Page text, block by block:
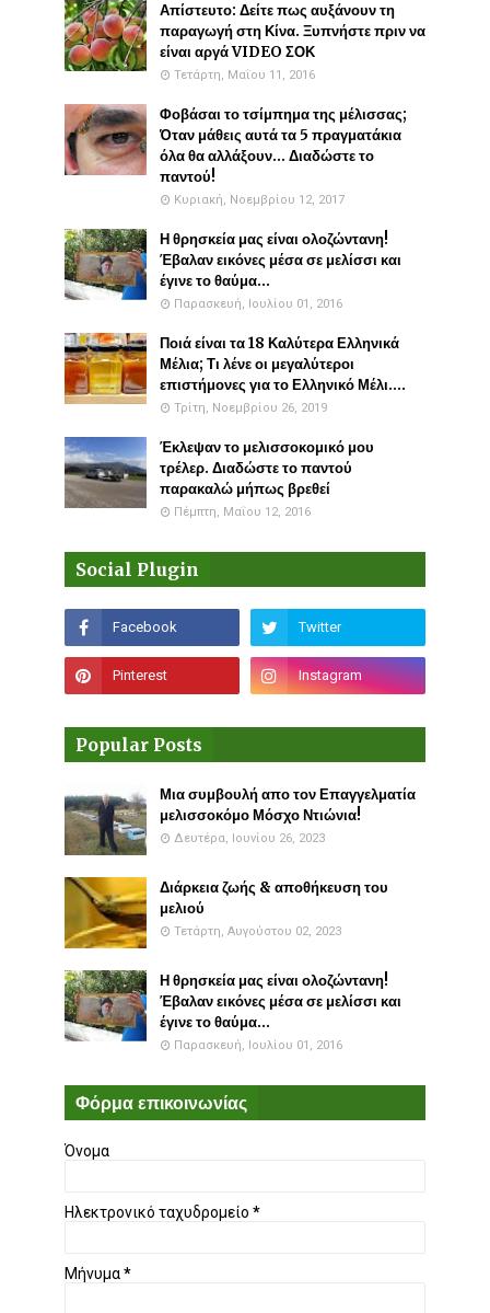
Απίστευτο: Δείτε πως αυξάνουν τη
παραγωγή στη Κίνα. Ξυπνήστε πριν να
είναι αργά VIDEO ΣΟΚ
Τετάρτη, Μαΐου 11, 2016
Φοβάσαι το τσίμπημα της μέλισσας;
Όταν μάθεις αυτά τα 5 πραγματάκια
όλα θα αλλάξουν... Διαδώστε το
παντού!
Κυριακή, Νοεμβρίου 12, 2017
Η θρησκεία μας είναι ολοζώντανη!
Έβαλαν εικόνες μέσα σε μελίσσι και
έγινε το θαύμα...
Παρασκευή, Ιουλίου 01, 2016
Ποιά είναι τα 18 Καλύτερα Ελληνικά
Μέλια; Τι λένε οι μεγαλύτεροι
επιστήμονες για το Ελληνικό Μέλι....
Τρίτη, Νοεμβρίου 26, 2019
Έκλεψαν το μελισσοκομικό μου
τρέλερ. Διαδώστε το παντού
παρακαλώ μήπως βρεθεί
Πέμπτη, Μαΐου 12, 2016
Social Plugin
Popular Posts
Μια συμβουλή απο τον Επαγγελματία
μελισσοκόμο Μόσχο Ντιώνια!
Δευτέρα, Ιουνίου 26, 2023
Διάρκεια ζωής & αποθήκευση του
μελιού
Τετάρτη, Αυγούστου 02, 2023
Η θρησκεία μας είναι ολοζώντανη!
Έβαλαν εικόνες μέσα σε μελίσσι και
έγινε το θαύμα...
Παρασκευή, Ιουλίου 01, 2016
Φόρμα επικοινωνίας
Όνομα
Ηλεκτρονικό ταχυδρομείο *
Μήνυμα*